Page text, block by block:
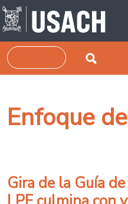
Pasar al contenido principal
Buscar
Enfoque
Gira de la Guía